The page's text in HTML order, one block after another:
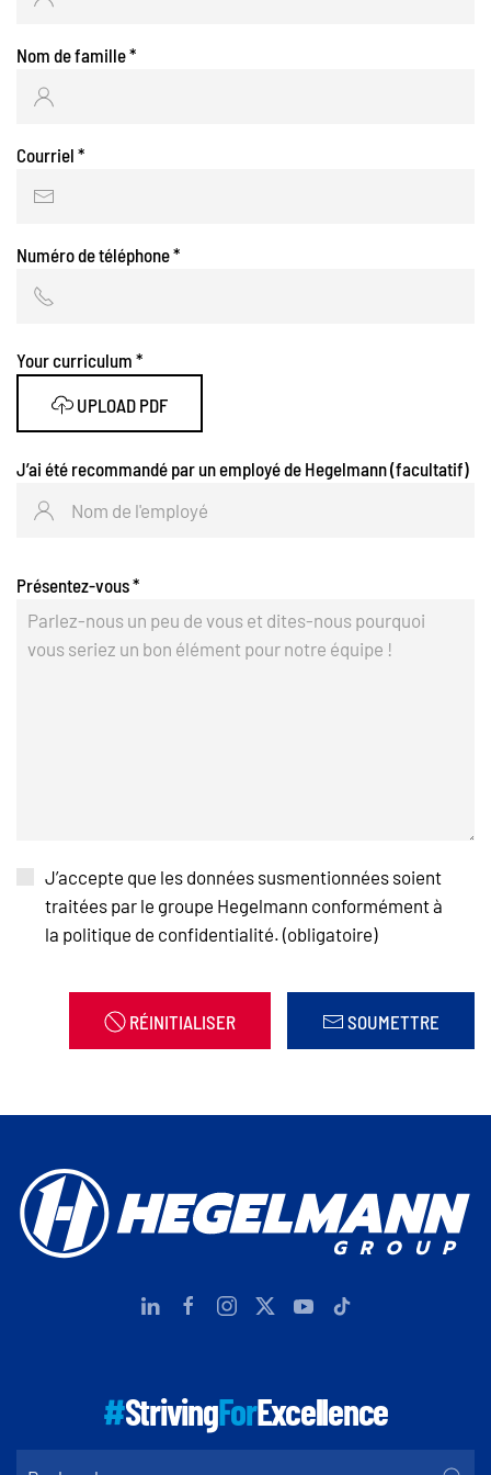
Nom de famille*
Courriel *
Numéro de téléphone*
Your curriculum *
UPLOAD PDF
J’ai été recommandé par un employé de Hegelmann (facultatif)
Présentez-vous*
J’accepte que les données susmentionnées soient
traitées par le groupe Hegelmann conformément à
la politique de confidentialité. (obligatoire)
RÉINITIALISER SOUMETTRE
#StrivingForExcellence